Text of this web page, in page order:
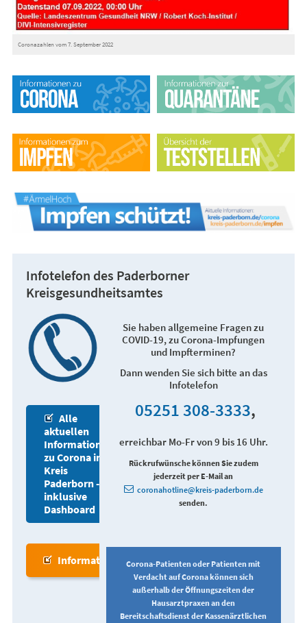
Coronazahlen vom 7. September 2022
Infotelefon des Paderborner
Kreisgesundheitsamtes
Alle
aktuellen
Informationen
zu Corona im
Kreis
Paderborn -
inklusive
Dashboard
Informationen zum Impfen
Sie haben allgemeine Fragen zu
COVID-19, zu Corona-Impfungen
und Impfterminen?
Dann wenden Sie sich bitte an das
Infotelefon
05251 308-3333,
erreichbar Mo-Fr von 9 bis 16 Uhr.
Rückrufwünsche können Sie zudem
jederzeit per E-Mail an
coronahotline@kreis-paderborn.de
senden.
Corona-Patienten oder Patienten mit
Verdacht auf Corona können sich
außerhalb der Öffnungszeiten der
Hausarztpraxen an den
Bereitschaftsdienst der Kassenärztlichen